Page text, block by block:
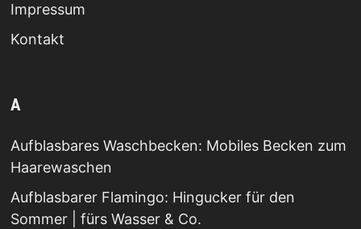
Impressum
Kontakt
A
Aufblasbares Waschbecken: Mobiles Becken zum
Haarewaschen
Aufblasbarer Flamingo: Hingucker für den
Sommer | fürs Wasser & Co.